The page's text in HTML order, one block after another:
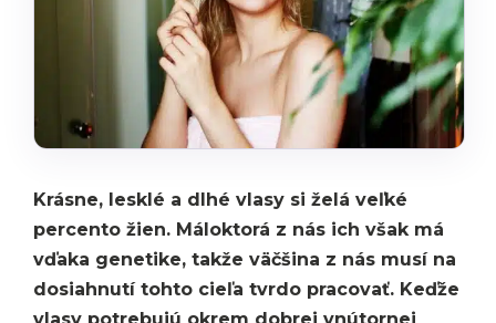
Krásne, lesklé a dlhé vlasy si želá veľké
percento žien. Máloktorá z nás ich však má
vďaka genetike, takže väčšina z nás musí na
dosiahnutí tohto cieľa tvrdo pracovať. Keďže
vlasy potrebujú okrem dobrej vnútornej